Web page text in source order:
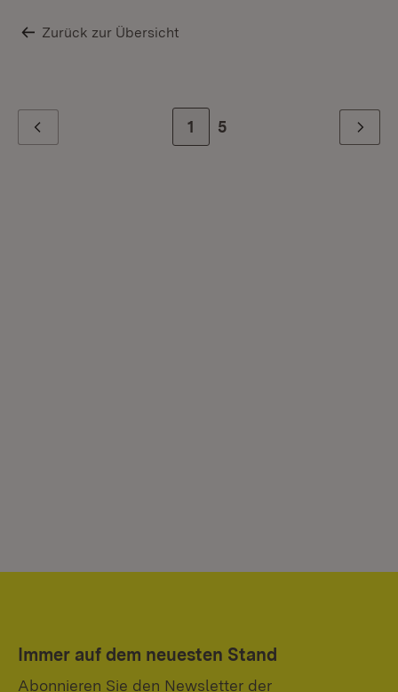
Zurück zur Übersicht
Zur Seite
1 Zur letzten Seite
5 Weiter
Immer auf dem neuesten Stand
Abonnieren Sie den Newsletter der